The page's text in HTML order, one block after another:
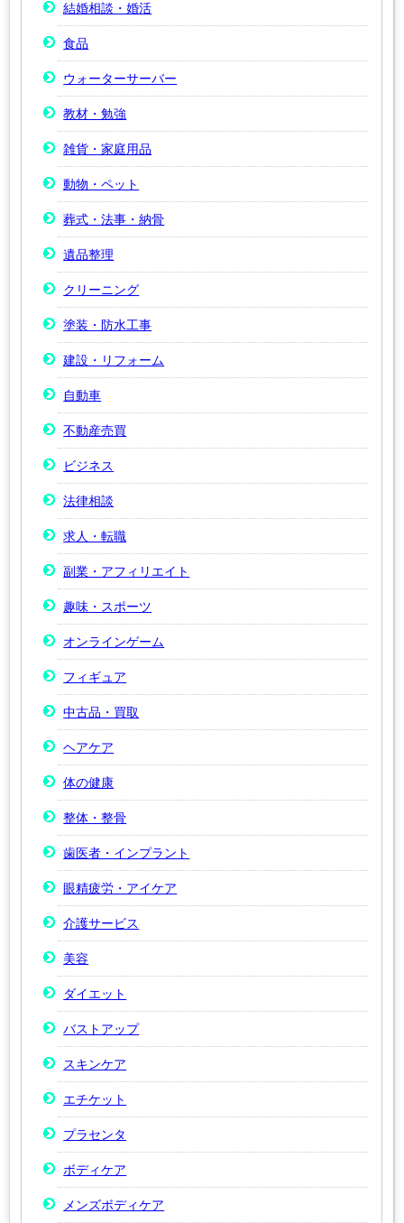
結婚相談・婚活
食品
ウォーターサーバー
教材・勉強
雑貨・家庭用品
動物・ペット
葬式・法事・納骨
遺品整理
クリーニング
塗装・防水工事
建設・リフォーム
自動車
不動産売買
ビジネス
法律相談
求人・転職
副業・アフィリエイト
趣味・スポーツ
オンラインゲーム
フィギュア
中古品・買取
ヘアケア
体の健康
整体・整骨
歯医者・インプラント
眼精疲労・アイケア
介護サービス
美容
ダイエット
バストアップ
スキンケア
エチケット
プラセンタ
ボディケア
メンズボディケア